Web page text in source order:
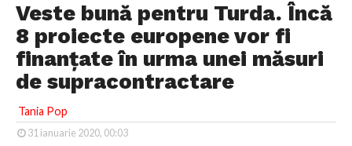
Veste bună pentru Turda. Încă
8 proiecte europene vor fi
finanțate în urma unei măsuri
de supracontractare
Tania Pop
31 ianuarie 2020, 00:03